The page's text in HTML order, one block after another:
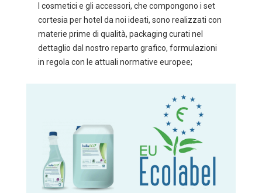
I cosmetici e gli accessori, che compongono i set
cortesia per hotel da noi ideati, sono realizzati con
materie prime di qualità, packaging curati nel
dettaglio dal nostro reparto grafico, formulazioni
in regola con le attuali normative europee;